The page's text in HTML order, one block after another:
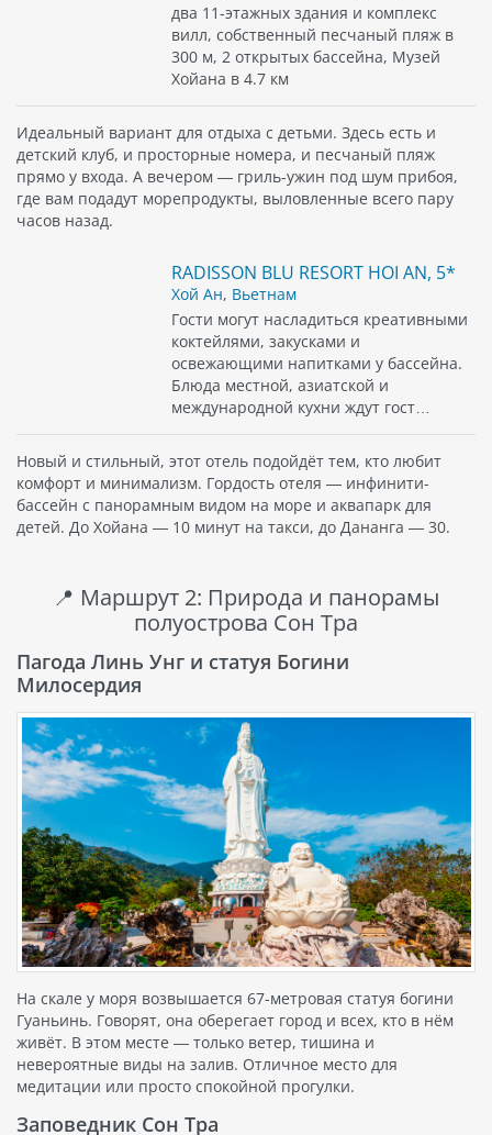
два 11-этажных здания и комплекс
вилл, собственный песчаный пляж в
300 м, 2 открытых бассейна, Музей
Хойана в 4.7 км
Идеальный вариант для отдыха с детьми. Здесь есть и
детский клуб, и просторные номера, и песчаный пляж
прямо у входа. А вечером — гриль-ужин под шум прибоя,
где вам подадут морепродукты, выловленные всего пару
часов назад.
RADISSON BLU RESORT HOI AN, 5*
Хой Ан, Вьетнам
Гости могут насладиться креативными
коктейлями, закусками и
освежающими напитками у бассейна.
Блюда местной, азиатской и
международной кухни ждут гост…
Новый и стильный, этот отель подойдёт тем, кто любит
комфорт и минимализм. Гордость отеля — инфинити-
бассейн с панорамным видом на море и аквапарк для
детей. До Хойана — 10 минут на такси, до Дананга — 30.
📍 Маршрут 2: Природа и панорамы
полуострова Сон Тра
Пагода Линь Унг и статуя Богини
Милосердия
На скале у моря возвышается 67-метровая статуя богини
Гуаньинь. Говорят, она оберегает город и всех, кто в нём
живёт. В этом месте — только ветер, тишина и
невероятные виды на залив. Отличное место для
медитации или просто спокойной прогулки.
Заповедник Сон Тра